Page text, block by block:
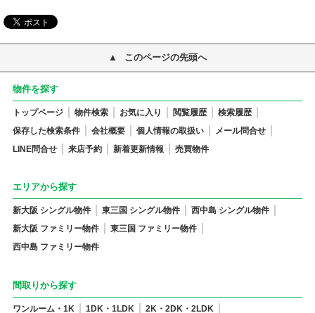
このページの先頭へ
物件を探す
トップページ 物件検索 お気に入り 閲覧履歴
検索履歴
保存した検索条件
会社概要 個人情報の取扱い
メール問合せ
LINE問合せ
来店予約 新着更新情報 売買物件
エリアから探す
新大阪 シングル物件 東三国 シングル物件
西中島 シングル物件
新大阪 ファミリー物件
東三国 ファミリー物件
西中島 ファミリー物件
間取りから探す
ワンルーム・1K 1DK・1LDK
2K・2DK・2LDK